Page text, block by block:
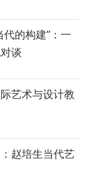
的构建”：一
谈
艺术与设计教
赵培生当代艺